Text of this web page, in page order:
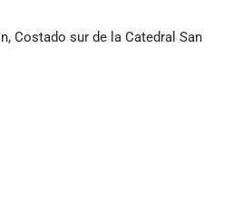
Costado sur de la Catedral San